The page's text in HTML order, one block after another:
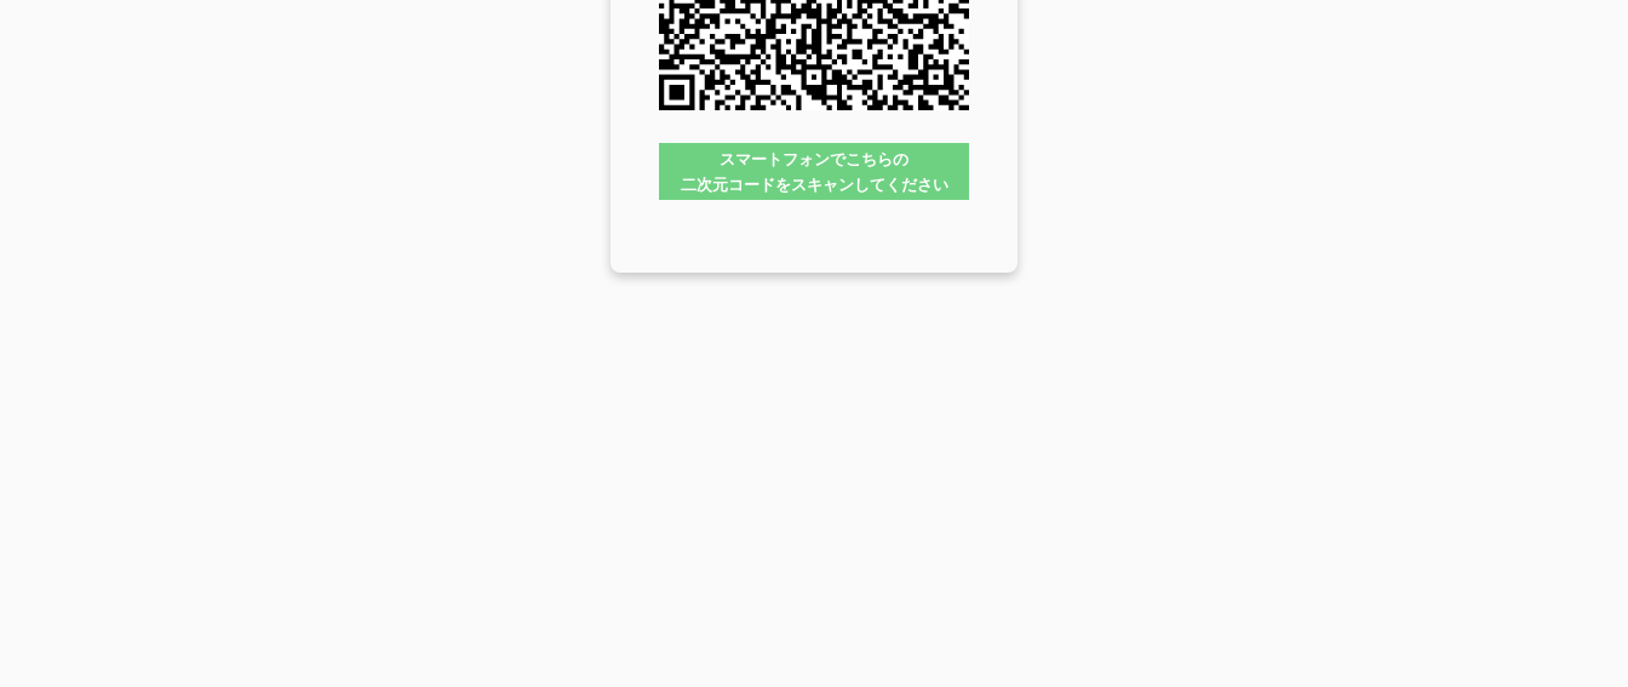
スマートフォンでこちらの
二次元コードをスキャンしてください